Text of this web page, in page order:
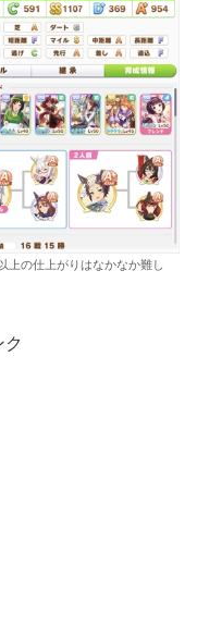
上の仕上がりはなかなか難し